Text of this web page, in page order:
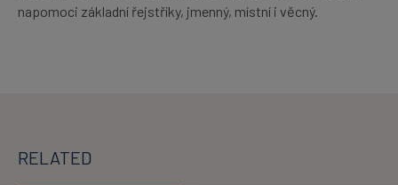
napomoci základní řejstříky, jmenný, místní i věcný.
RELATED